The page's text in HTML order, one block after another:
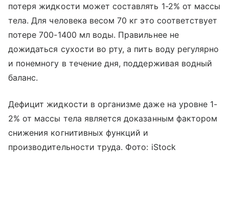
потеря жидкости может составлять 1-2% от массы
тела. Для человека весом 70 кг это соответствует
потере 700-1400 мл воды. Правильнее не
дожидаться сухости во рту, а пить воду регулярно
и понемногу в течение дня, поддерживая водный
баланс.
Дефицит жидкости в организме даже на уровне 1-
2% от массы тела является доказанным фактором
снижения когнитивных функций и
производительности труда. Фото: iStock